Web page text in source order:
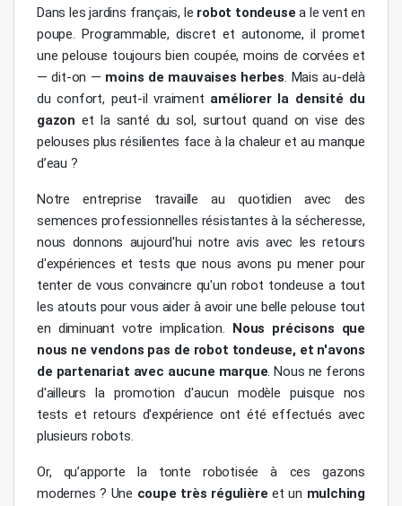
Dans les jardins français, le robot tondeuse a le vent en
poupe. Programmable, discret et autonome, il promet
une pelouse toujours bien coupée, moins de corvées et
— dit-on — moins de mauvaises herbes. Mais au-delà
du confort, peut-il vraiment améliorer la densité du
gazon et la santé du sol, surtout quand on vise des
pelouses plus résilientes face à la chaleur et au manque
d’eau ?
Notre entreprise travaille au quotidien avec des
semences professionnelles résistantes à la sécheresse,
nous donnons aujourd'hui notre avis avec les retours
d'expériences et tests que nous avons pu mener pour
tenter de vous convaincre qu'un robot tondeuse a tout
les atouts pour vous aider à avoir une belle pelouse tout
en diminuant votre implication. Nous précisons que
nous ne vendons pas de robot tondeuse, et n'avons
de partenariat avec aucune marque. Nous ne ferons
d'ailleurs la promotion d'aucun modèle puisque nos
tests et retours d'expérience ont été effectués avec
plusieurs robots.
Or, qu’apporte la tonte robotisée à ces gazons
modernes ? Une coupe très régulière et un mulching